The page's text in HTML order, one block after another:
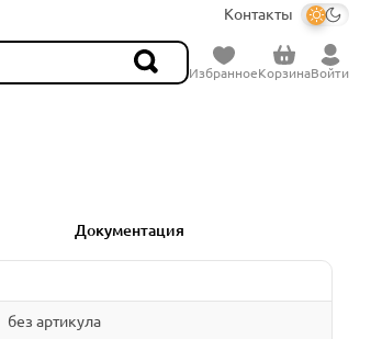
Контакты
ИзбранноеКорзинаВойти
Документация
без артикула